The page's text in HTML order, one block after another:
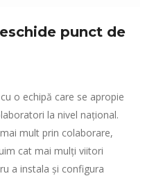
punct de
o echipă care se apropie
la nivel național.
mult prin colaborare,
cat mai mulți viitori
a instala și configura